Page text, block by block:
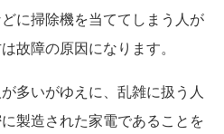
に掃除機を当ててしまう人が
故障の原因になります。
多いがゆえに、乱雑に扱う人
製造された家電であることを